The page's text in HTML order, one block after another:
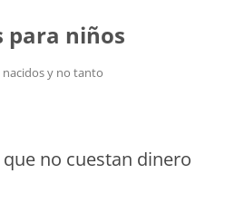
para niños
nacidos y no tanto
no cuestan dinero